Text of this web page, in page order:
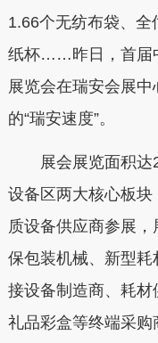
1.66个无纺布袋、
纸杯……昨日，首届
展览会在瑞安会展
的“瑞安速度”。
展会展览面积达2
设备区两大核心板
质设备供应商参展
保包装机械、新型
接设备制造商、耗材
礼品彩盒等终端采